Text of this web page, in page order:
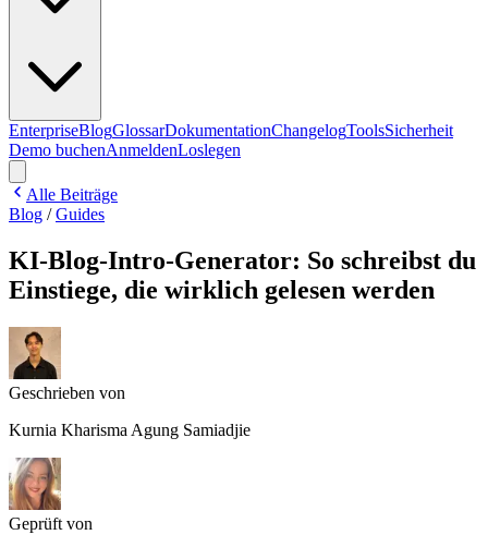
EnterpriseBlogGlossarDokumentationChangelogToolsSicherheit
Demo buchenAnmeldenLoslegen
Alle Beiträge
Blog /Guides
KI-Blog-Intro-Generator: So schreibst du
Einstiege, die wirklich gelesen werden
Geschrieben von
Kurnia Kharisma Agung Samiadjie
Geprüft von